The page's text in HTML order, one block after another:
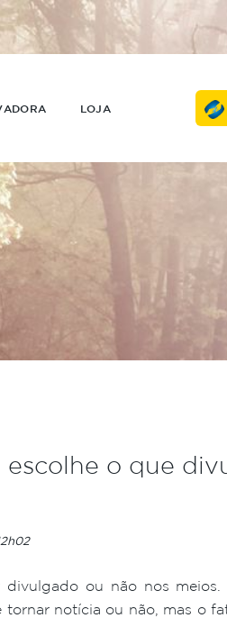
LOJA
o que
ou não nos meios.
notícia ou não, mas o